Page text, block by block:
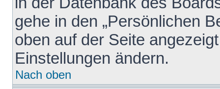
gehe in den „Persönlichen
oben auf der Seite
Einstellungen ändern.
Nach oben